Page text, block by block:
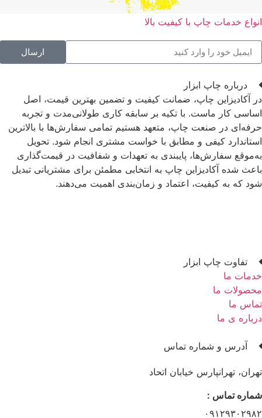
انواع خدمات چاپ با کیفیت بالا
ارسال
درباره چاپ ابزار
در آکادیزاین چاپ، ضمانت کیفیت و تضمین بهترین قیمت، اصل
اساسی کار ماست. با تکیه بر سابقه کاری طولانی‌مدت و تجربه
حرفه‌ای در صنعت چاپ، متعهد هستیم تمامی سفارش‌ها با بالاترین
استاندارد کیفی و مطابق با خواست مشتری انجام شود. تحویل
به‌موقع سفارش‌ها، پایبندی به تعهدات و شفافیت در قیمت‌گذاری
باعث شده آکادیزاین چاپ به انتخابی مطمئن برای مشتریانی تبدیل
شود که به کیفیت، اعتماد و زمان‌بندی اهمیت می‌دهند.
تفاوت چاپ ابزار
خدمات ما
محصولات ما
تماس ما
درباره ی ما
آدرس و شماره تماس
تهران، تهرانپارس خیابان اتحاد
شماره تماس :
۰۹۱۲۹۳۰۲۹۸۲